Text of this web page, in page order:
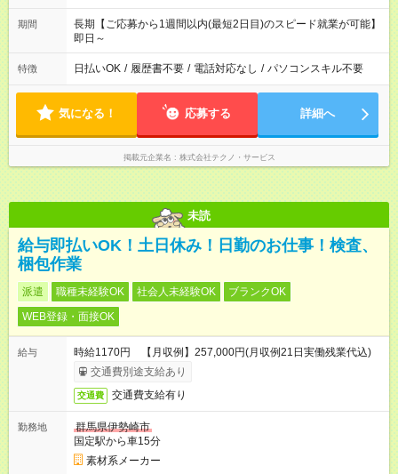
期間
長期【ご応募から1週間以内(最短2日目)のスピード就業が可能】
即日～
特徴 日払いOK / 履歴書不要 / 電話対応なし / パソコンスキル不要
気になる！ 応募する 詳細へ
掲載元企業名 株式会社テクノ・サービス
未読
給与即払いOK！土日休み！日勤のお仕事！検査、
梱包作業
派遣 職種未経験OK 社会人未経験OK
ブランクOK
WEB登録・面接OK
給与
時給1170円 【月収例】257,000円(月収例21日実働残業代込)
交通費別途支給あり
交通費 交通費支給有り
勤務地
群馬県伊勢崎市
国定駅から車15分
素材系メーカー